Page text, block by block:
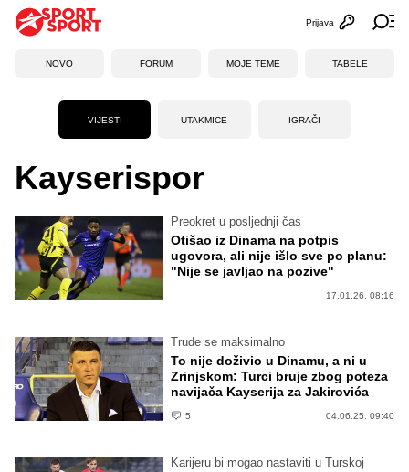
Otvori
Prijava
NOVO FORUM MOJE TEME TABELE
VIJESTI UTAKMICE IGRAČI
Kayserispor
Preokret u posljednji čas
Otišao iz Dinama na potpis
ugovora, ali nije išlo sve po planu:
"Nije se javljao na pozive"
17.01.26. 08:16
Trude se maksimalno
To nije doživio u Dinamu, a ni u
Zrinjskom: Turci bruje zbog poteza
navijača Kayserija za Jakirovića
5 04.06.25. 09:40
Karijeru bi mogao nastaviti u Turskoj